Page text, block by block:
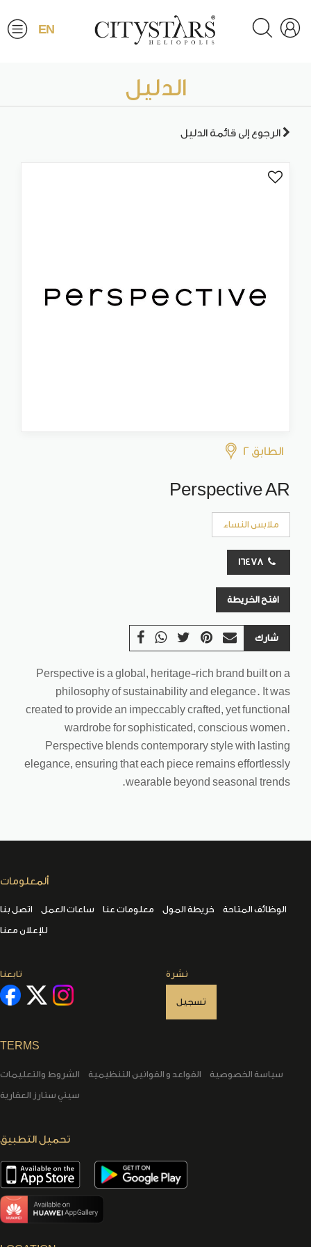
EN
الدليل
الرجوع إلى قائمة الدليل
الطابق 2
Perspective AR
ملابس النساء
افتح الخريطة
شارك
Perspective is a global, heritage-rich brand built on a
philosophy of sustainability and elegance. It was
created to provide an impeccably crafted, yet functional
wardrobe for sophisticated, conscious women.
Perspective blends contemporary style with lasting
elegance, ensuring that each piece remains effortlessly
wearable beyond seasonal trends.
ألمعلومات
اتصل بنا ساعات العمل معلومات عنا خريطة المول
الوظائف المتاحة
للإعلان معنا
تابعنا نشرة
تسجيل
TERMS
الشروط والتعليمات القواعد و القوانين التنظيمية
سياسة الخصوصية
سيتي ستارز العقارية
تحميل التطبيق